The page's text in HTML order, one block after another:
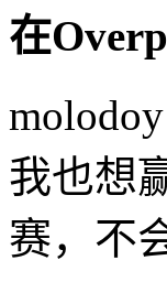
在
我也想
赛，不